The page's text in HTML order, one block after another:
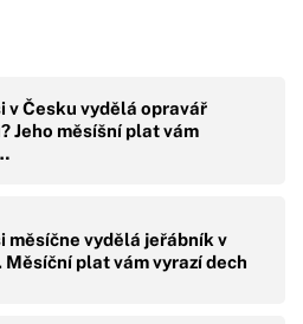
v Česku vydělá opravář
Jeho měsíšní plat vám
měsíčne vydělá jeřábník v
Měsíční plat vám vyrazí dech